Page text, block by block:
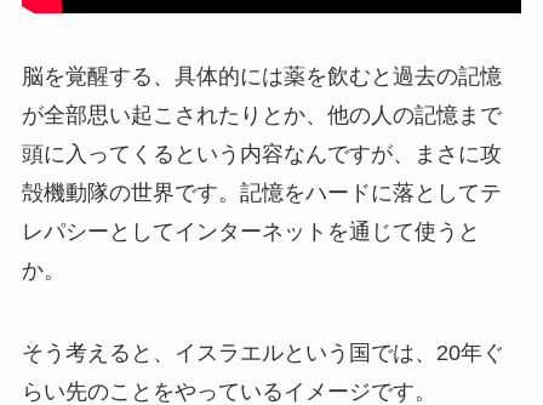
脳を覚醒する、具体的には薬を飲むと過去の記憶
が全部思い起こされたりとか、他の人の記憶まで
頭に入ってくるという内容なんですが、まさに攻
殻機動隊の世界です。記憶をハードに落としてテ
レパシーとしてインターネットを通じて使うと
か。
そう考えると、イスラエルという国では、20年ぐ
らい先のことをやっているイメージです。